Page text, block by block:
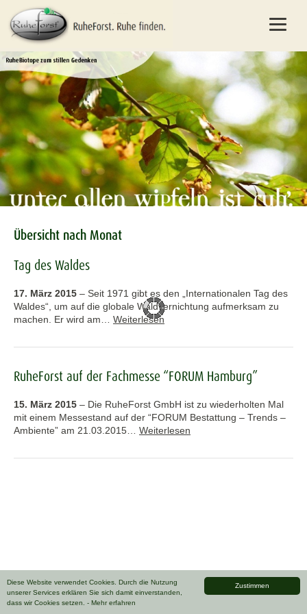
Zustimmen
Diese Website verwendet Cookies. Durch die Nutzung
unserer Services erklären Sie sich damit einverstanden,
dass wir Cookies setzen. - Mehr erfahren
Übersicht nach Monat
Tag des Waldes
17. März 2015 – Seit 1971 gibt es den „Internationalen Tag des
Waldes“, um auf die globale Waldvernichtung aufmerksam zu
machen. Er wird am… Weiterlesen
RuheForst auf der Fachmesse “FORUM Hamburg”
15. März 2015 – Die RuheForst GmbH ist zu wiederholten Mal
mit einem Messestand auf der “FORUM Bestattung – Trends –
Ambiente” am 21.03.2015… Weiterlesen